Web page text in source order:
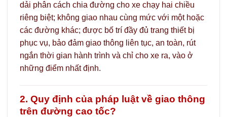
dải phân cách chia đường cho xe chạy hai chiều
riêng biệt; không giao nhau cùng mức với một hoặc
các đường khác; được bố trí đầy đủ trang thiết bị
phục vụ, bảo đảm giao thông liên tục, an toàn, rút
ngắn thời gian hành trình và chỉ cho xe ra, vào ở
những điểm nhất định.
2. Quy định của pháp luật về giao thông
trên đường cao tốc?